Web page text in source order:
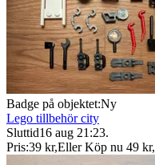
Badge på objektet:Ny
Lego tillbehör city
Sluttid16 aug 21:23.
Pris:39 kr,Eller Köp nu 49 kr,